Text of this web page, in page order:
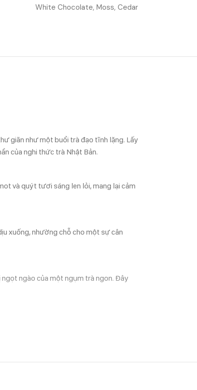
White Chocolate, Moss, Cedar
giãn như một buổi trà đạo tĩnh lặng. Lấy
của nghi thức trà Nhật Bản.
và quýt tươi sáng len lỏi, mang lại cảm
xuống, nhường chỗ cho một sự cân
ngọt ngào của một ngụm trà ngon. Đây
tâm trí. Nếu bạn yêu thích trà xanh